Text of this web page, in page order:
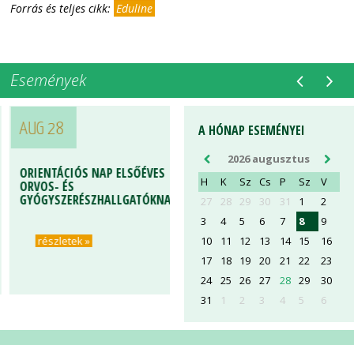
Forrás és teljes cikk: Eduline
Események
A HÓNAP ESEMÉNYEI
2026 augusztus
H
K Sz Cs P Sz
V
27
28 29 30 31 1
2
3
4 5 6 7 8
9
10
11 12 13 14 15
16
17
18 19 20 21 22
23
24
25 26 27 28 29
30
31
1 2 3 4 5 6
AUG 28
ORIENTÁCIÓS NAP ELSŐÉVES
ORVOS- ÉS
GYÓGYSZERÉSZHALLGATÓKNAK
részletek »